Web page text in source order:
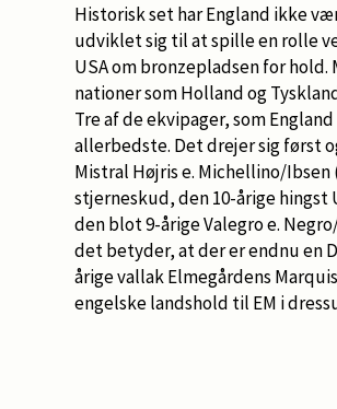
Historisk set har England ikke
udviklet sig til at spille en rolle
USA om bronzepladsen for
nationer som Holland og
Tre af de ekvipager, som
allerbedste. Det drejer sig først
Mistral Højris e. Michellino/
stjerneskud, den 10-årige
den blot 9-årige Valegro e.
det betyder, at der er endnu en
årige vallak Elmegårdens
engelske landshold til EM i